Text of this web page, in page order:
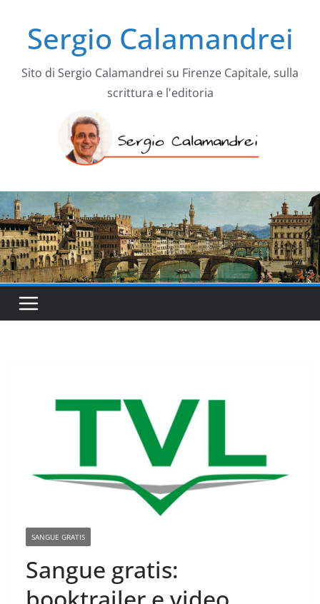
contenutoSergio Calamandrei
Sito di Sergio Calamandrei su Firenze Capitale, sulla
scrittura e l'editoria
SANGUE GRATIS
Sangue gratis: